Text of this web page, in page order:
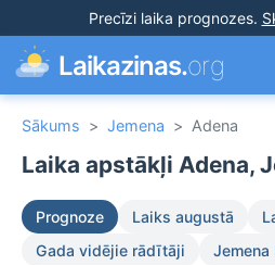
Precīzi laika prognozes.
Laikazinas.org
Sākums > Jemena > Adena
Laika apstākļi Adena,
Prognoze Laiks augustā
Gada vidējie rādītāji